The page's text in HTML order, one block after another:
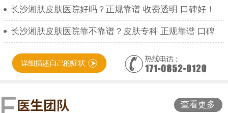
长沙湘肤皮肤医院好吗？正规靠谱 收费透明 口碑好！
长沙湘肤皮肤医院靠不靠谱？皮肤专科 正规靠谱 口碑
查看更多